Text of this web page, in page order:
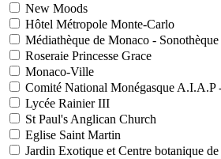
New Moods
Hôtel Métropole Monte-Carlo
Médiathèque de Monaco -
Roseraie Princesse Grace
Monaco-Ville
Comité National Monégasque A.I.A.P
Lycée Rainier III
St Paul's Anglican Church
Eglise Saint Martin
Jardin Exotique et Centre botanique